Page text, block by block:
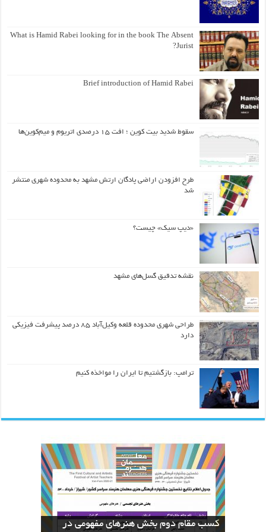
What is Hamid Rabei looking for in the book The Absent
Jurist?
Brief introduction of Hamid Rabei
سقوط شدید بیت کوین ؛ افت ۱۵ درصدی اتریوم و میم‌کوین‌ها
طرح افزودن اراضی پادگان ارتش مشهد به محدوده شهری منتشر
شد
«دیپ سیک» چیست؟
نقشه تدقیق گسل‌های مشهد
طراحی شهری محدوده قلعه وکیل‌آباد ۸۵ درصد پیشرفت فیزیکی
دارد
ترامپ: بازگشتیم تا ایران را مواخذه کنیم
The Geometric Reinterpretation of the
نسخه های بازآفرینی قرآن منسوب به ائمه
کسب مقام دوم بخش هنرهای مفهومی در